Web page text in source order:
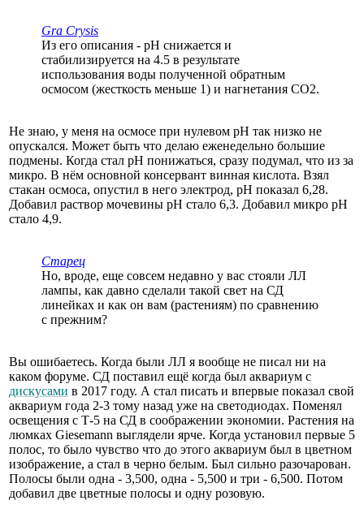
Gra Crysis
Из его описания - pH снижается и
стабилизируется на 4.5 в результате
использования воды полученной обратным
осмосом (жесткость меньше 1) и нагнетания CO2.
Не знаю, у меня на осмосе при нулевом рН так низко не
опускался. Может быть что делаю еженедельно большие
подмены. Когда стал рН понижаться, сразу подумал, что из за
микро. В нём основной консервант винная кислота. Взял
стакан осмоса, опустил в него электрод, рН показал 6,28.
Добавил раствор мочевины рН стало 6,3. Добавил микро рН
стало 4,9.
Старец
Но, вроде, еще совсем недавно у вас стояли ЛЛ
лампы, как давно сделали такой свет на СД
линейках и как он вам (растениям) по сравнению
с прежним?
Вы ошибаетесь. Когда были ЛЛ я вообще не писал ни на
каком форуме. СД поставил ещё когда был аквариум с
дискусами в 2017 году. А стал писать и впервые показал свой
аквариум года 2-3 тому назад уже на светодиодах. Поменял
освещения с Т-5 на СД в соображении экономии. Растения на
люмках Giesemann выглядели ярче. Когда установил первые 5
полос, то было чувство что до этого аквариум был в цветном
изображение, а стал в черно белым. Был сильно разочарован.
Полосы были одна - 3,500, одна - 5,500 и три - 6,500. Потом
добавил две цветные полосы и одну розовую.